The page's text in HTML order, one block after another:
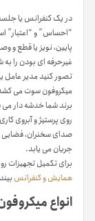
در یک کنفرانس یا جلسه
“احساس” و “اعتبار”
پایین، نویز یا قطع
غیرحرفه ای بودن را
تصور کنید مدیر عامل
میکروفون سوت می کشد
برند شما خدشه دار
روی پرستیژ و آبروی
صدای سخنران، فضایی
جریان می یابد.
برای تکمیل تجهیزات
همایش و کنفرانس
انواع